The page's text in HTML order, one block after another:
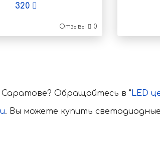
320
Отзывы 0
Саратове? Обращайтесь в " LED
. Вы можете купить светодиодные